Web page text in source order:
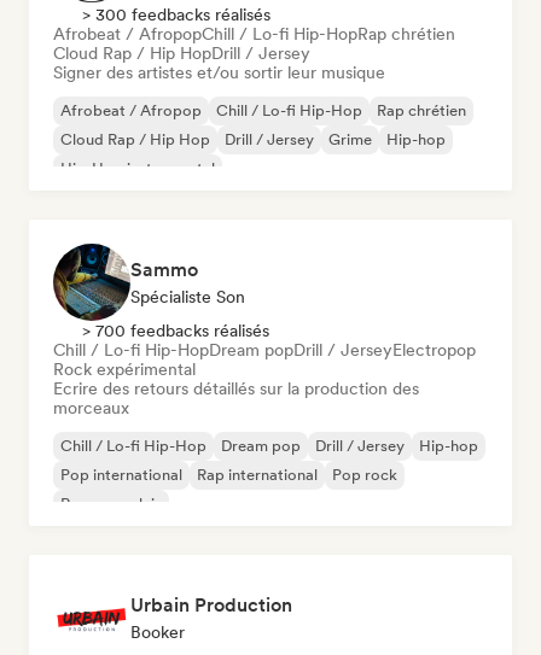
> 300 feedbacks réalisés
Afrobeat / AfropopChill / Lo-fi Hip-HopRap chrétien
Cloud Rap / Hip HopDrill / Jersey
Signer des artistes et/ou sortir leur musique
Afrobeat / Afropop Chill / Lo-fi Hip-Hop
Rap chrétien
Cloud Rap / Hip Hop
Drill / Jersey Grime
Hip-hop
Hip-Hop instrumental
Sammo
Spécialiste Son
> 700 feedbacks réalisés
Chill / Lo-fi Hip-HopDream popDrill / JerseyElectropop
Rock expérimental
Ecrire des retours détaillés sur la production des
morceaux
Chill / Lo-fi Hip-Hop Dream pop Drill / Jersey
Hip-hop
Pop international
Rap international
Pop rock
Rap en anglais
Urbain Production
Booker